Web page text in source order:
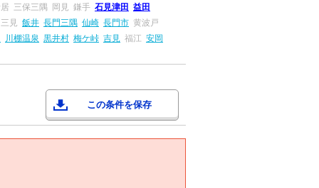
三保三隅 岡見 鎌手 石見津田 益田
三見 飯井 長門三隅 仙崎 長門市 黄波戸
川棚温泉 黒井村 梅ケ峠 吉見 福江 安岡
この条件を保存